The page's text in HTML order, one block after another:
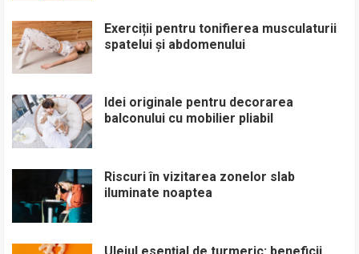
Exerciții pentru tonifierea musculaturii
spatelui și abdomenului
Idei originale pentru decorarea
balconului cu mobilier pliabil
Riscuri în vizitarea zonelor slab
iluminate noaptea
Uleiul esențial de turmeric: beneficii